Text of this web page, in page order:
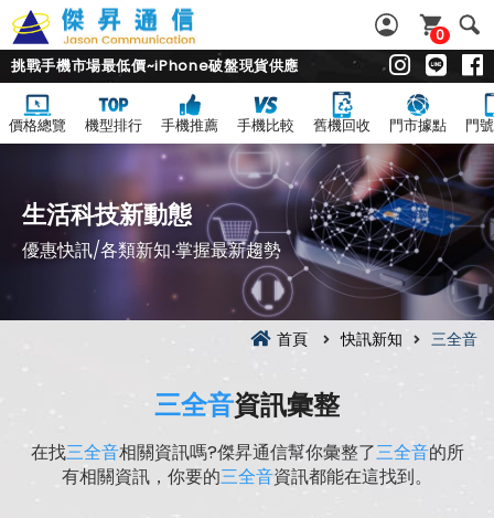
0
挑戰手機市場最低價~iPhone破盤現貨供應
價格總覽 機型排行 手機推薦 手機比較 舊機回收 門市據點 門
生活科技新動態
優惠快訊/各類新知‧掌握最新趨勢
首頁 快訊新知 三全音
三全音資訊彙整
在找三全音相關資訊嗎?傑昇通信幫你彙整了三全音的所
有相關資訊，你要的三全音資訊都能在這找到。